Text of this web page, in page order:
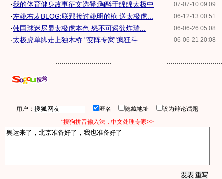
07-07-10 09:09
·我的体育健身故事征文选登:陶醉于绵绵太极中
06-12-13 00:51
·左姚右麦BLOG:联郅接过姚明的枪 送太极虎...
06-06-26 05:08
·韩国球迷尽显太极虎本色 怒不可遏欲炸瑞...
06-06-21 20:08
·太极虎单脚走上独木桥 "变阵专家"疯狂斗...
用户： 匿名 隐藏地址
设为辩论话题
*搜狗拼音输入法，中文处理专家>>